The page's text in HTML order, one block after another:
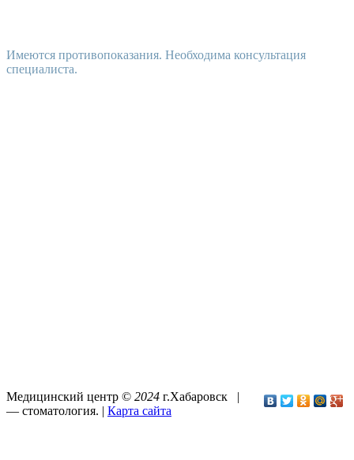
Имеются противопоказания. Необходима консультация
специалиста.
Медицинский центр © 2024 г.Хабаровск |
— стоматология. | Карта сайта